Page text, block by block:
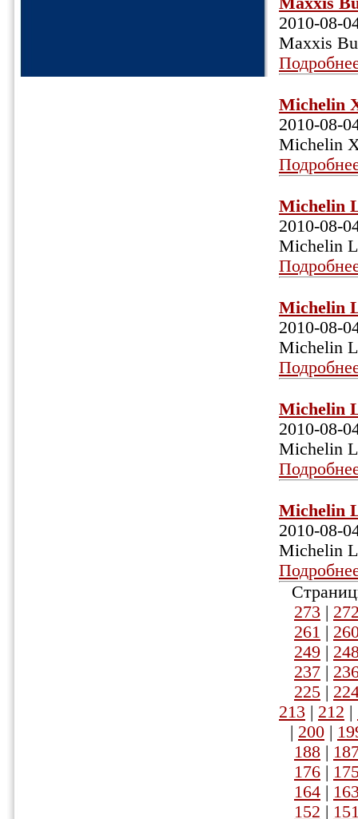
2010-08-
Maxxis
Michelin
2010-08-
Michelin
Michelin
2010-08-
Michelin
Michelin
2010-08-
Michelin
Michelin
2010-08-
Michelin
Michelin
2010-08-
Michelin
273 |
261 |
249 |
237 |
225 |
213 | 212 |
| 200 |
188 |
176 |
164 |
152 |